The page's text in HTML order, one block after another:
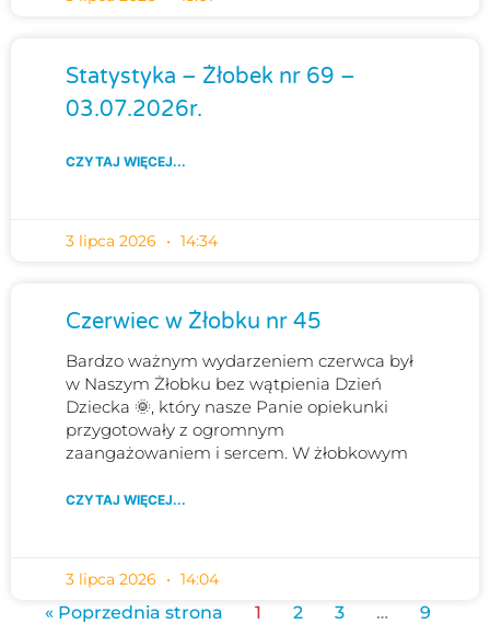
Statystyka – Żłobek nr 69 –
03.07.2026r.
CZYTAJ WIĘCEJ...
3 lipca 2026 14:34
Czerwiec w Żłobku nr 45
Bardzo ważnym wydarzeniem czerwca był
w Naszym Żłobku bez wątpienia Dzień
Dziecka 🌞, który nasze Panie opiekunki
przygotowały z ogromnym
zaangażowaniem i sercem. W żłobkowym
CZYTAJ WIĘCEJ...
3 lipca 2026 14:04
« Poprzednia strona 1 2 3 …
9